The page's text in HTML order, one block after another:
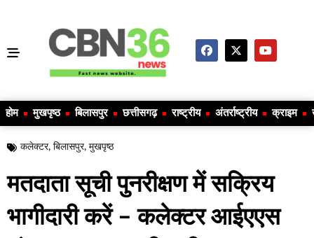
होम मुखपृष्ठ बिलासपुर छत्तीसगढ़ राष्ट्रीय अंतर्राष्ट्रीय क्राइम
कलेक्टर, बिलासपुर, मुखपृष्ठ
मतदाता सूची पुनरीक्षण में सक्रिय
भागीदारी करें – कलेक्टर आईएएस